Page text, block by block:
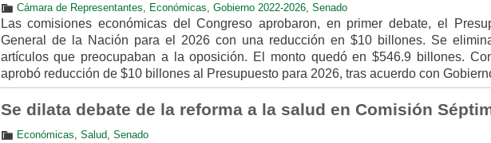
Cámara de Representantes Económicas Gobierno 2022-2026, Senado
Las comisiones económicas del Congreso aprobaron, en primer debate, el
General de la Nación para el 2026 con una reducción en $10 billones. Se
artículos que preocupaban a la oposición. El monto quedó en $546.9 billones.
aprobó reducción de $10 billones al Presupuesto para 2026, tras acuerdo con
Se dilata debate de la reforma a la salud en Comisión
Económicas Salud, Senado